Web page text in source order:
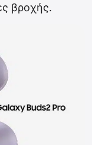
βροχής.